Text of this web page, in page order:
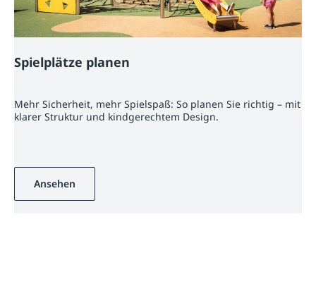
Spielplätze planen
Mehr Sicherheit, mehr Spielspaß: So planen Sie richtig – mit
klarer Struktur und kindgerechtem Design.
Ansehen